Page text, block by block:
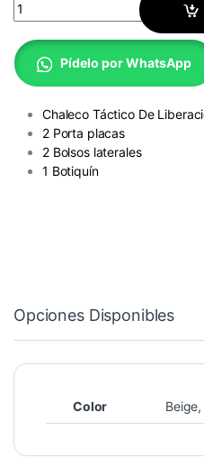
Chaleco Táctico De
2 Porta placas
2 Bolsos laterales
1 Botiquín
Pídelo por WhatsApp
Opciones Disponibles
Color